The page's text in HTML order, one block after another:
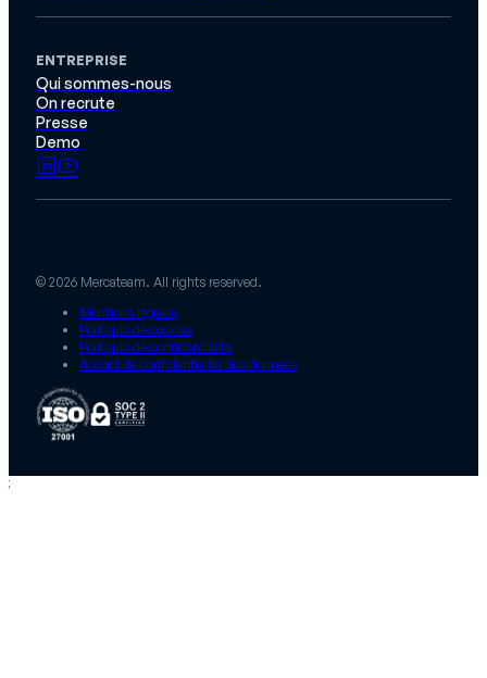
ENTREPRISE
Qui sommes-nous
On recrute
Presse
Demo
© 2026 Mercateam. All rights reserved.
Mentions légales
Politique de cookies
Politique de confidentialité
Accord de confidentialité des données
;